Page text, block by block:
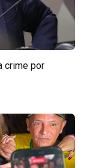
crime por